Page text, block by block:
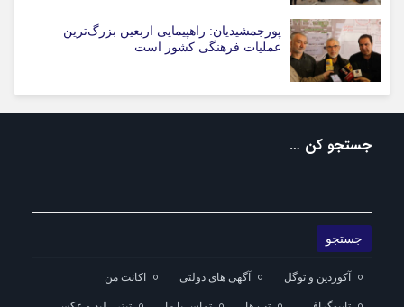
پورجمشیدیان: راهپیمایی اربعین بزرگ‌ترین
عملیات فرهنگی کشور است
جستجو کن …
آکوردین و توگل آگهی های دولتی اکانت من